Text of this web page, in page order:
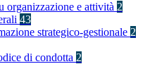
organizzazione e attività 2
43
strategico-gestionale 2
di condotta 2